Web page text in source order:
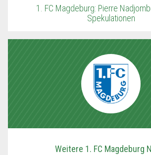
1. FC Magdeburg: Pierre
Spekulationen
Weitere 1. FC Magdeburg